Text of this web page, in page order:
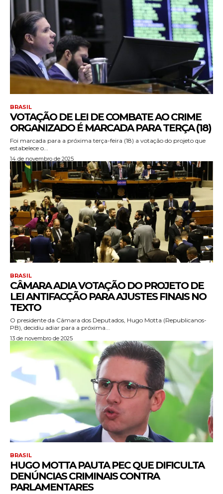
BRASIL
VOTAÇÃO DE LEI DE COMBATE AO CRIME
ORGANIZADO É MARCADA PARA TERÇA (18)
Foi marcada para a próxima terça-feira (18) a votação do projeto que
estabelece o...
14 de novembro de 2025
BRASIL
CÂMARA ADIA VOTAÇÃO DO PROJETO DE
LEI ANTIFACÇÃO PARA AJUSTES FINAIS NO
TEXTO
O presidente da Câmara dos Deputados, Hugo Motta (Republicanos-
PB), decidiu adiar para a próxima...
13 de novembro de 2025
BRASIL
HUGO MOTTA PAUTA PEC QUE DIFICULTA
DENÚNCIAS CRIMINAIS CONTRA
PARLAMENTARES